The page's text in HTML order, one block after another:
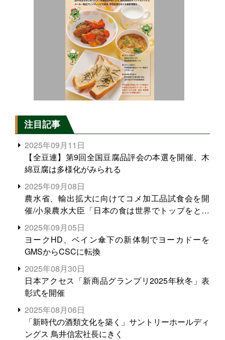
注目記事
2025年09月11日
【全豆連】第9回全国豆腐品評会の本選を開催、木
綿豆腐は多様化がみられる
2025年09月08日
農水省、輸出拡大に向けてコメ加工品試食会を開
催/小泉農水大臣「日本の食は世界でトップをとれ
る。米増産に向けて、米輸出需要の拡大を」
2025年09月05日
ヨークHD、ベイン傘下の新体制でヨーカドーを
GMSからCSCに転換
2025年08月30日
日本アクセス「新商品グランプリ2025年秋冬」表
彰式を開催
2025年08月06日
「新時代の酒類文化を築く」サントリーホールディ
ングス 鳥井信宏社長にきく